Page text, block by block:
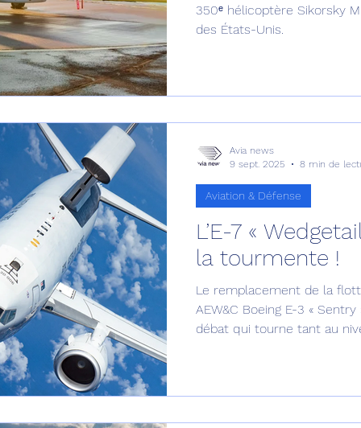
350ᵉ hélicoptère Sikorsky
des États-Unis.
L’E-7 «
la tourmente !
Le remplacement de la
AEW&C Boeing E-3 «
débat qui tourne tant au
Aviation & Défense
Avia news
9 sept. 2025
8 min de